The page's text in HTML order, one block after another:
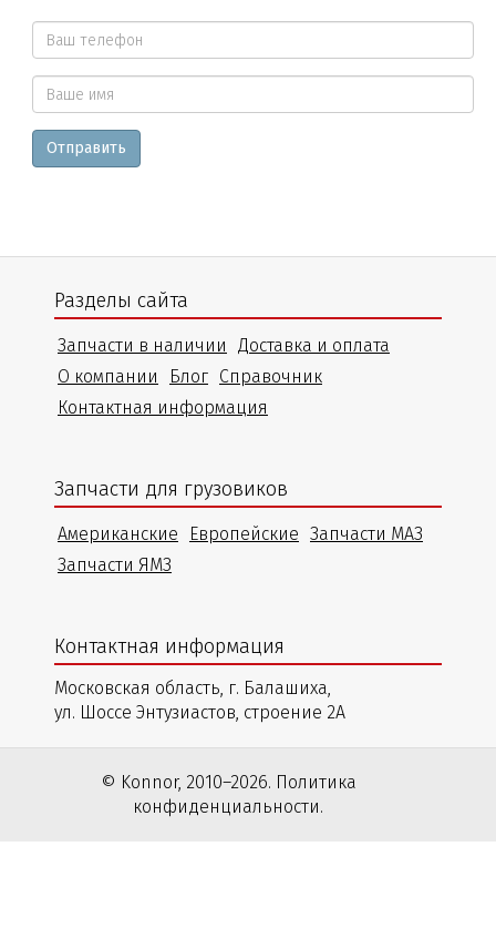
Ваш
телефон
*
Ваше
имя
Отправить
Разделы сайта
Запчасти в наличии
Доставка и оплата
О компании
Блог Справочник
Контактная информация
Запчасти для грузовиков
Американские Европейские Запчасти МАЗ
Запчасти ЯМЗ
Контактная информация
Московская область, г. Балашиха,
ул. Шоссе Энтузиастов, строение 2А
© Konnor, 2010–2026. Политика
конфиденциальности.